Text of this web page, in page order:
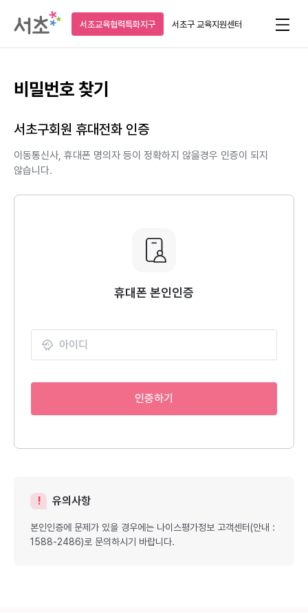
서초교육협력특화지구 서초구교육지원센터
비밀번호 찾기
서초구회원 휴대전화 인증
이동통신사, 휴대폰 명의자 등이 정확하지 않을경우 인증이 되지
않습니다.
휴대폰 본인인증
인증하기
유의사항
본인인증에 문제가 있을 경우에는 나이스평가정보 고객센터(안내 :
1588-2486)로 문의하시기 바랍니다.